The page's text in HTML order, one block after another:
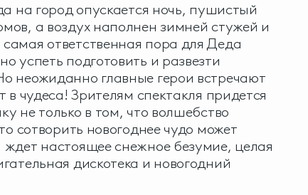
на город опускается ночь, пушистый
а воздух наполнен зимней стужей и
ответственная пора для Деда
успеть подготовить и развезти
неожиданно главные герои встречают
в чудеса! Зрителям спектакля придется
не только в том, что волшебство
сотворить новогоднее чудо может
настоящее снежное безумие, целая
дискотека и новогодний